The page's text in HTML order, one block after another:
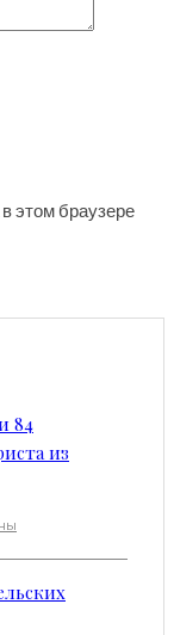
этом браузере
84
из